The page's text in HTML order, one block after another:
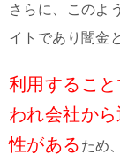
さらに、このよ
イトであり闇金
利用するこ
われ会社か
性がある ため